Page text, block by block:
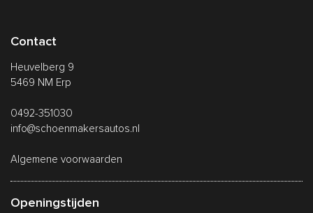
Contact
Heuvelberg 9
5469 NM Erp
0492-351030
info@schoenmakersautos.nl
Algemene voorwaarden
Openingstijden